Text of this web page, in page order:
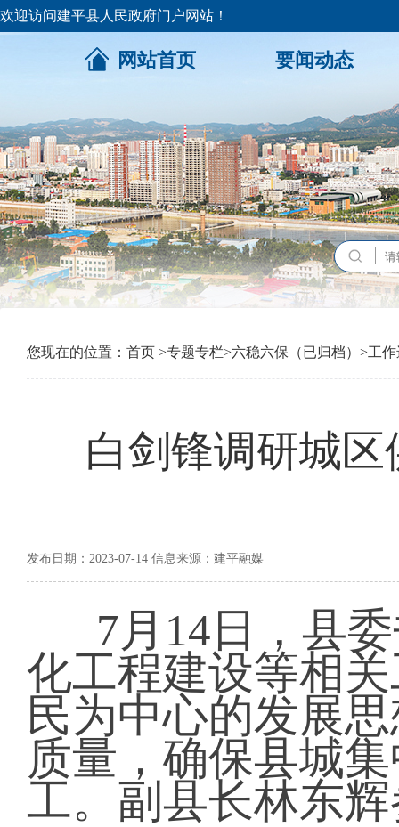
欢迎访问建平县人民政府门户网站！
网站首页 要闻动态
您现在的位置： 首页 >专题专栏>六稳六保（已归档） >工
白剑锋调研城
发布日期：2023-07-14 信息来源：建平融媒
7月14日，县
化工程建设等相
民为中心的发展
质量，确保县城
工。副县长林东